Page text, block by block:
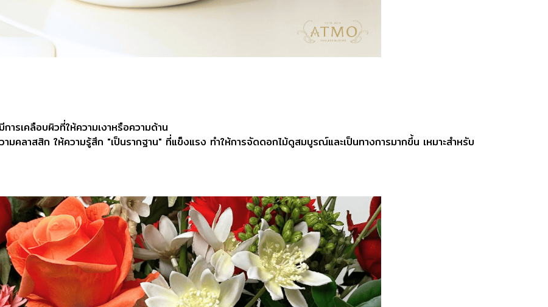
รเคลือบผิวที่ให้ความเงาหรือความด้าน
มคลาสสิก ให้ความรู้สึก "เป็นรากฐาน" ที่แข็งแรง ทำให้การจัดดอกไม้ดูสมบูรณ์และเป็นทางการมากขึ้น เหมาะสำหรับ